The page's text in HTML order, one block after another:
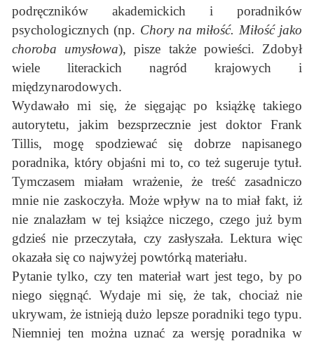
podręczników akademickich i poradników
psychologicznych (np. Chory na miłość. Miłość jako
choroba umysłowa), pisze także powieści. Zdobył
wiele literackich nagród krajowych i
międzynarodowych.
Wydawało mi się, że sięgając po książkę takiego
autorytetu, jakim bezsprzecznie jest doktor Frank
Tillis, mogę spodziewać się dobrze napisanego
poradnika, który objaśni mi to, co też sugeruje tytuł.
Tymczasem miałam wrażenie, że treść zasadniczo
mnie nie zaskoczyła. Może wpływ na to miał fakt, iż
nie znalazłam w tej książce niczego, czego już bym
gdzieś nie przeczytała, czy zasłyszała. Lektura więc
okazała się co najwyżej powtórką materiału.
Pytanie tylko, czy ten materiał wart jest tego, by po
niego sięgnąć. Wydaje mi się, że tak, chociaż nie
ukrywam, że istnieją dużo lepsze poradniki tego typu.
Niemniej ten można uznać za wersję poradnika w